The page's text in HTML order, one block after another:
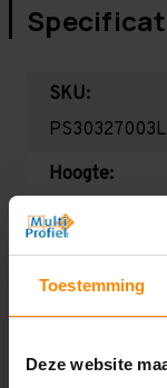
Toestemming
Deze website
SKU:
PS30327003L
Hoogte:
3.000 mm
Diepte:
1.100 mm
32.700 mm